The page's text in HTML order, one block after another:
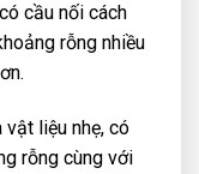
cầu nối cách
rỗng nhiều
liệu nhẹ, có
rỗng cùng với